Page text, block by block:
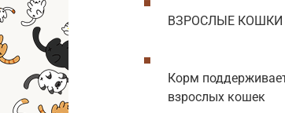
ВЗРОСЛЫЕ КОШКИ
Корм
взрослых кошек